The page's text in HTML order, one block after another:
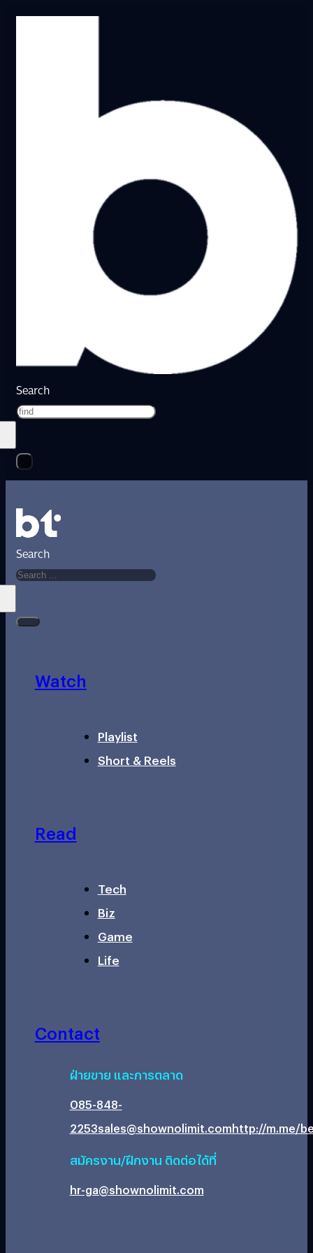
Search
Search
Watch
Playlist
Short & Reels
Read
Tech
Biz
Game
Life
Contact
ฝ่ายขาย และการตลาด
085-848-
2253sales@shownolimit.comhttp://m.me/
สมัครงาน/ฝึกงาน ติดต่อได้ที่
hr-ga@shownolimit.com